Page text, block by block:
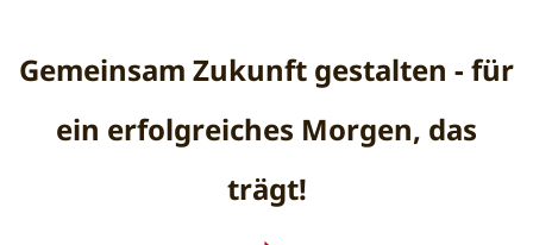
Gemeinsam Zukunft gestalten - für
ein erfolgreiches Morgen, das
trägt!